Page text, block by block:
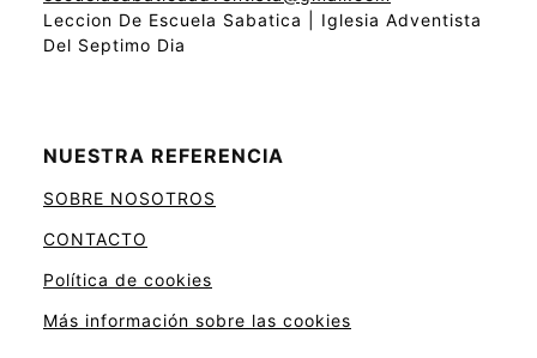
Leccion De Escuela Sabatica | Iglesia Adventista
Del Septimo Dia
NUESTRA REFERENCIA
SOBRE NOSOTROS
CONTACTO
Política de cookies
Más información sobre las cookies